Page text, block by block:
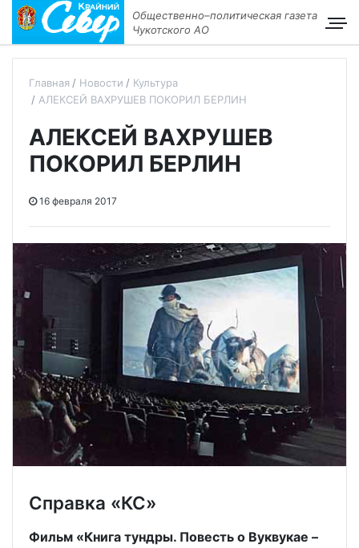
Общественно–политическая газета
Чукотского АО
Главная Новости
Культура
АЛЕКСЕЙ ВАХРУШЕВ ПОКОРИЛ БЕРЛИН
АЛЕКСЕЙ ВАХРУШЕВ
ПОКОРИЛ БЕРЛИН
16 февраля 2017
Справка «КС»
Фильм «Книга тундры. Повесть о Вуквукае –